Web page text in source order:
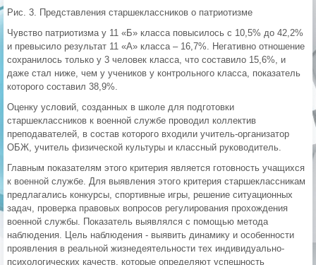
Рис. 3. Представления старшеклассников о патриотизме
Чувство патриотизма у 11 «Б» класса повысилось с 10,5% до 42,2%
и превысило результат 11 «А» класса – 16,7%. Негативно отношение
сохранилось только у 3 человек класса, что составило 15,6%, и
даже стал ниже, чем у учеников у контрольного класса, показатель
которого составил 38,9%.
Оценку условий, созданных в школе для подготовки
старшеклассников к военной службе проводил коллектив
преподавателей, в состав которого входили учитель-организатор
ОБЖ, учитель физической культуры и классный руководитель.
Главным показателям этого критерия является готовность учащихся
к военной службе. Для выявления этого критерия старшеклассникам
предлагались конкурсы, спортивные игры, решение ситуационных
задач, проверка правовых вопросов регулирования прохождения
военной службы. Показатель выявлялся с помощью метода
наблюдения. Цель наблюдения - выявить динамику и особенности
проявления в реальной жизнедеятельности тех индивидуально-
психологических качеств, которые определяют успешность